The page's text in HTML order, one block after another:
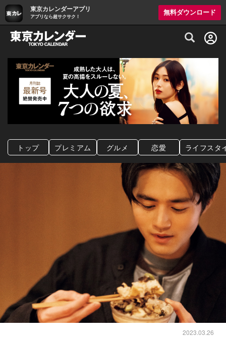
東京カレンダーアプリ
アプリなら超サクサク！
無料ダウンロード
グルメ情報・プレミアムレストラン予約
トップ プレミアム グルメ 恋愛 ライフスタ
2023.03.26